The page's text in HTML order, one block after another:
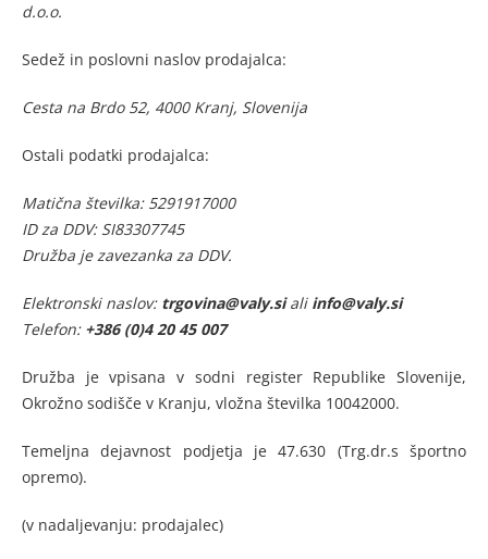
d.o.o.
Sedež in poslovni naslov prodajalca:
Cesta na Brdo 52, 4000 Kranj, Slovenija
Ostali podatki prodajalca:
Matična številka: 5291917000
ID za DDV: SI83307745
Družba je zavezanka za DDV.
Elektronski naslov: trgovina@valy.siali info@valy.si
Telefon: +386 (0)4 20 45 007
Družba je vpisana v sodni register Republike Slovenije,
Okrožno sodišče v Kranju, vložna številka 10042000.
Temeljna dejavnost podjetja je 47.630 (Trg.dr.s športno
opremo).
(v nadaljevanju: prodajalec)